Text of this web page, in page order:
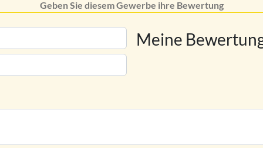
Geben Sie diesem Gewerbe ihre Bewertung
Meine